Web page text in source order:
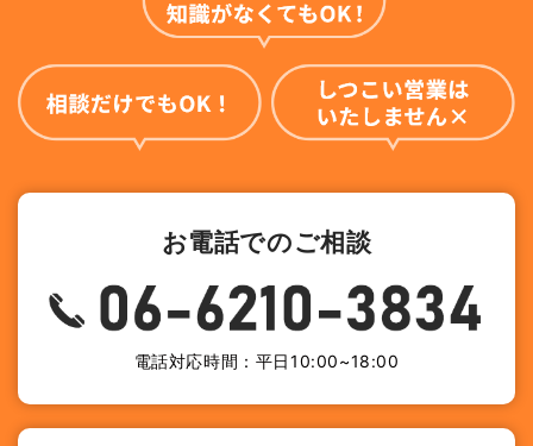
お電話でのご相談
電話対応時間：平日10:00~18:00